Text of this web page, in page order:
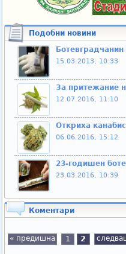
Подобни новини
15.03.2013, 10:33
За притежание
12.07.2016, 11:10
Откриха
06.06.2016, 15:12
23-годишен
23.03.2016, 10:39
Коментари
« предишна 1 2